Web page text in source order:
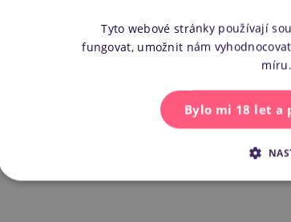
Tyto webové stránky používají
fungovat, umožnit nám
míru.
Bylo mi 18 let a